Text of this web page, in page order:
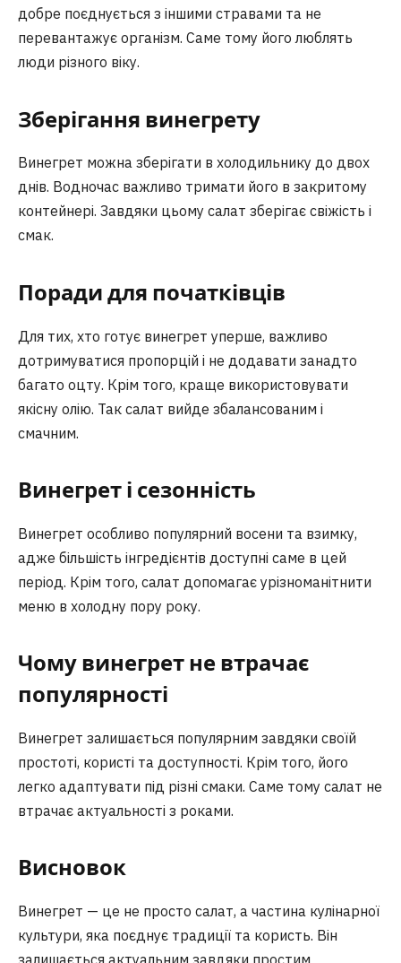
добре поєднується з іншими стравами та не
перевантажує організм. Саме тому його люблять
люди різного віку.
Зберігання винегрету
Винегрет можна зберігати в холодильнику до двох
днів. Водночас важливо тримати його в закритому
контейнері. Завдяки цьому салат зберігає свіжість і
смак.
Поради для початківців
Для тих, хто готує винегрет уперше, важливо
дотримуватися пропорцій і не додавати занадто
багато оцту. Крім того, краще використовувати
якісну олію. Так салат вийде збалансованим і
смачним.
Винегрет і сезонність
Винегрет особливо популярний восени та взимку,
адже більшість інгредієнтів доступні саме в цей
період. Крім того, салат допомагає урізноманітнити
меню в холодну пору року.
Чому винегрет не втрачає
популярності
Винегрет залишається популярним завдяки своїй
простоті, користі та доступності. Крім того, його
легко адаптувати під різні смаки. Саме тому салат не
втрачає актуальності з роками.
Висновок
Винегрет — це не просто салат, а частина кулінарної
культури, яка поєднує традиції та користь. Він